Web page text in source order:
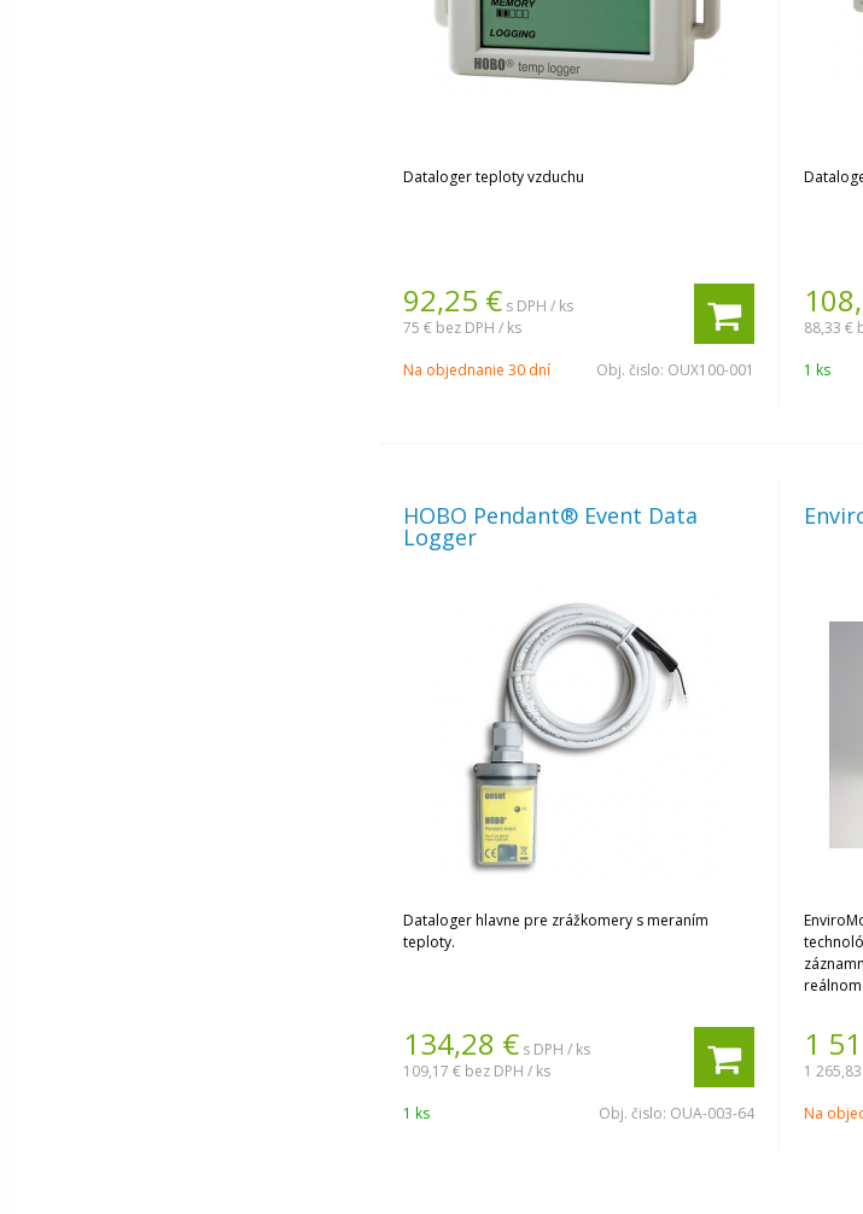
Dataloger teploty vzduchu
92,25 € s DPH / ks
75 € bez DPH / ks
Na objednanie 30 dní Obj. čislo: OUX100-001
88,33 €
1 ks
HOBO Pendant® Event Data
Logger
Dataloger hlavne pre zrážkomery s meraním
teploty.
134,28 € s DPH / ks
109,17 € bez DPH / ks
1 ks Obj. čislo: OUA-003-64
1
1
Na